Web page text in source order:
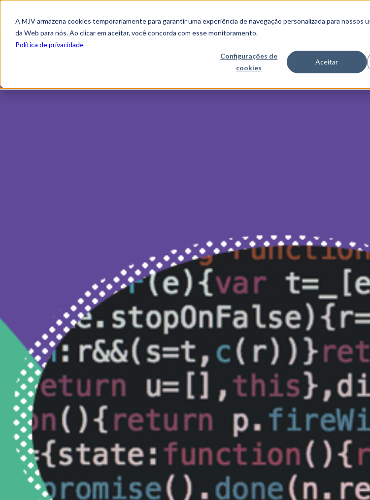
A MJV armazena cookies temporariamente para garantir uma experiência de navegação personalizada para nossos
da Web para nós. Ao clicar em aceitar, você concorda com esse monitoramento.
Política de privacidade
Configurações de
cookies
Aceitar